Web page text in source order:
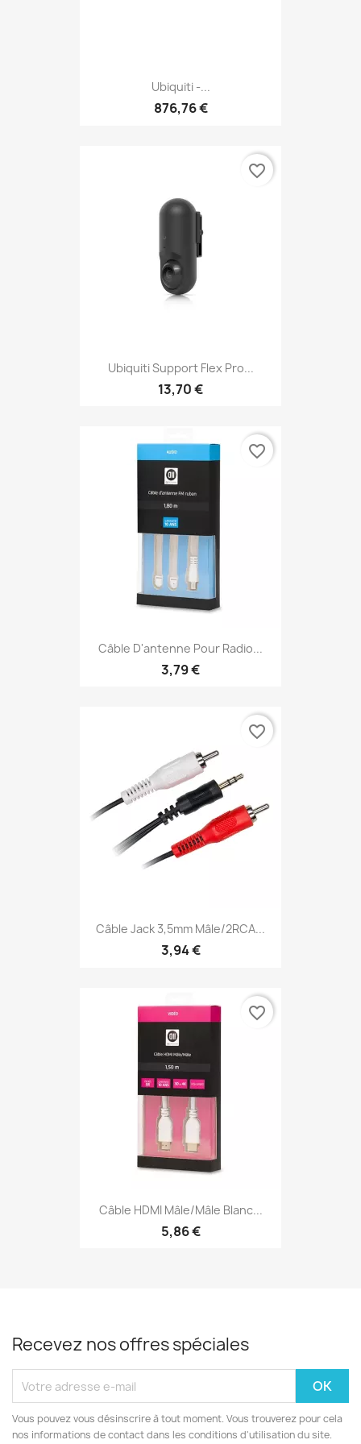
Ubiquiti -...
876,76 €
Ubiquiti Support Flex Pro...
13,70 €
favorite_border
Câble D'antenne Pour Radio...
3,79 €
favorite_border
Câble Jack 3,5mm Mâle/2RCA...
3,94 €
favorite_border
Câble HDMI Mâle/mâle Blanc...
5,86 €
favorite_border
Recevez nos offres spéciales
Vous pouvez vous désinscrire à tout moment. Vous trouverez pour cela
nos informations de contact dans les conditions d'utilisation du site.